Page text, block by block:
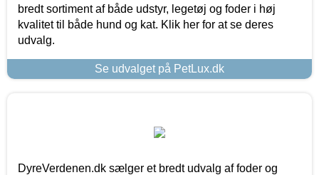
bredt sortiment af både udstyr, legetøj og foder i høj
kvalitet til både hund og kat. Klik her for at se deres
udvalg.
Se udvalget på PetLux.dk
DyreVerdenen.dk sælger et bredt udvalg af foder og